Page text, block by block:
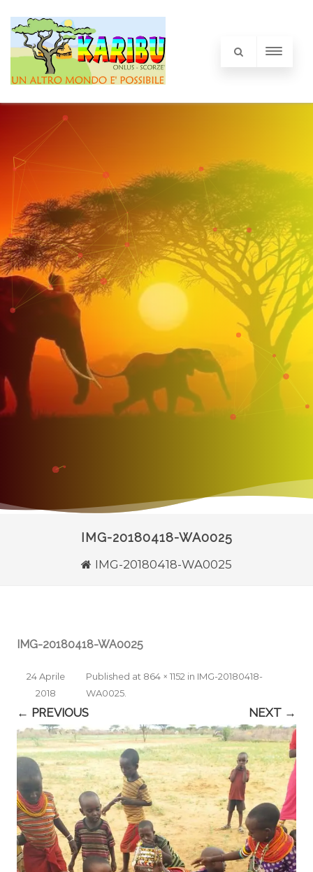
IMG-20180418-WA0025
IMG-20180418-WA0025
IMG-20180418-WA0025
Published
24 Aprile
2018
at 864 × 1152 in IMG-20180418-
WA0025
← PREVIOUS NEXT →